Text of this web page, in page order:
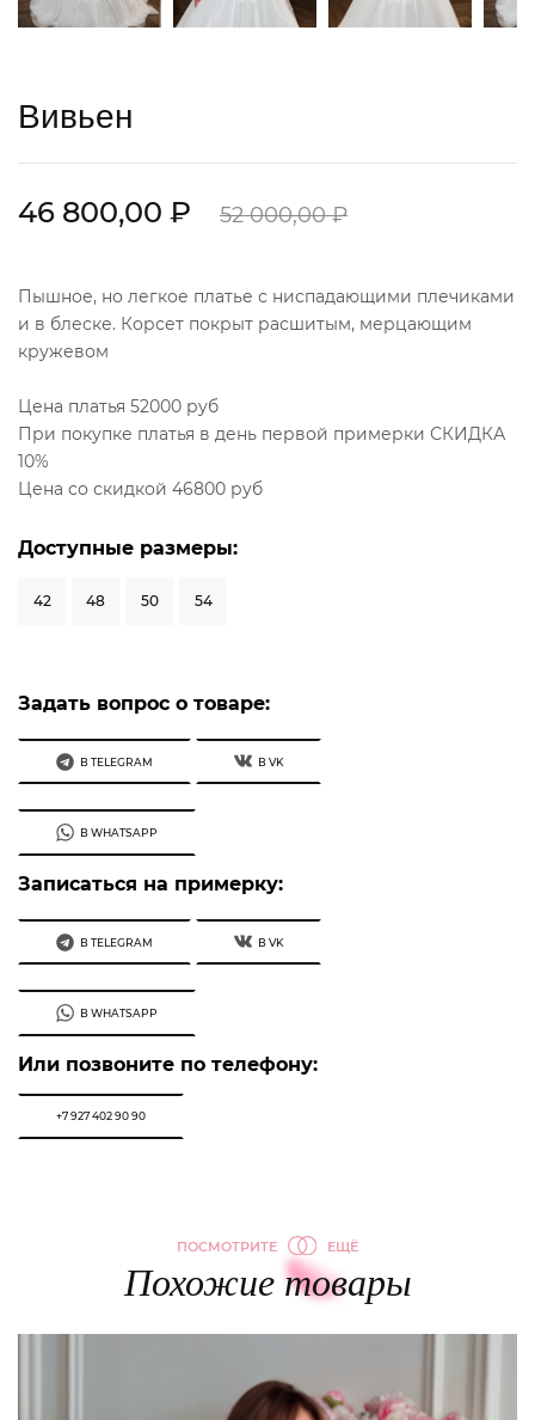
Вивьен
46 800,00 ₽ 52 000,00 ₽
Пышное, но легкое платье с ниспадающими плечиками
и в блеске. Корсет покрыт расшитым, мерцающим
кружевом
Цена платья 52000 руб
При покупке платья в день первой примерки СКИДКА
10%
Цена со скидкой 46800 руб
Доступные размеры:
42 48 50 54
Задать вопрос о товаре:
В TELEGRAM В VK
В WHATSAPP
Записаться на примерку:
В TELEGRAM В VK
В WHATSAPP
Или позвоните по телефону:
+7 927 402 90 90
ПОСМОТРИТЕ ЕЩЁ
Похожие товары